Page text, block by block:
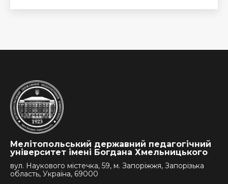
Мелітопольський державний педагогічний
університет імені Богдана Хмельницького
вул. Наукового містечка, 59, м. Запоріжжя, Запорізька
область, Україна, 69000